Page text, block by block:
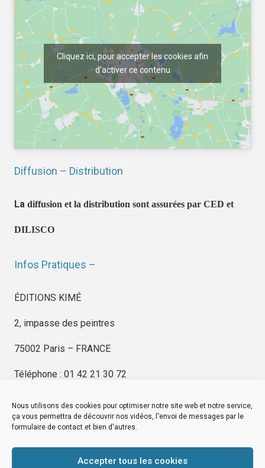
Nous utilisons des cookies pour optimiser notre site web et notre service,
ça vous permettra de découvrir nos vidéos, l'envoi de messages par le
formulaire de contact et bien d'autres.
Accepter tous les cookies
Cliquez ici, pour accepter les cookies afin
d'activer ce contenu
Diffusion – Distribution
La diffusion et la distribution sont assurées par CED et
DILISCO
Infos Pratiques –
ÉDITIONS KIMÉ
2, impasse des peintres
75002 Paris – FRANCE
Téléphone : 01 42 21 30 72
EDITIONS KIMÉ
Mentions Légales
© byeDovel.com